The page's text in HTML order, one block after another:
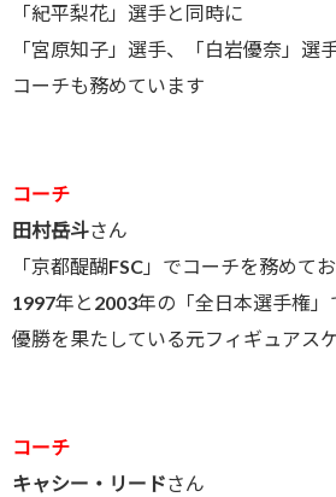
「紀平梨花」選手と同時に
「宮原知子」選手、「白岩優奈」選
コーチも務めています
コーチ
田村岳斗さん
「京都醍醐FSC」でコーチを務めて
1997年と2003年の「全日本選手権」
優勝を果たしている元フィギュアス
コーチ
キャシー・リードさん